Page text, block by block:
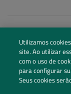
Utilizamos
site. Ao utilizar
com o uso de
para configurar
Seus cookies